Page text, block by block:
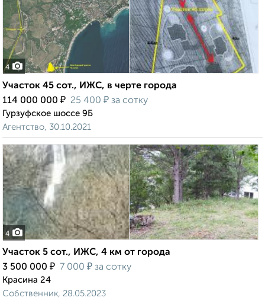
4
Участок 45 сот., ИЖС, в черте города
114 000 000 ₽ 25 400 ₽ за сотку
Гурзуфское шоссе 9Б
Агентство, 30.10.2021
4
Участок 5 сот., ИЖС, 4 км от города
3 500 000 ₽ 7 000 ₽ за сотку
Красина 24
Собственник, 28.05.2023